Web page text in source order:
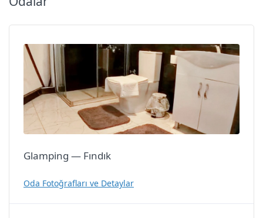
Glamping — Fındık
Oda Fotoğrafları ve Detaylar